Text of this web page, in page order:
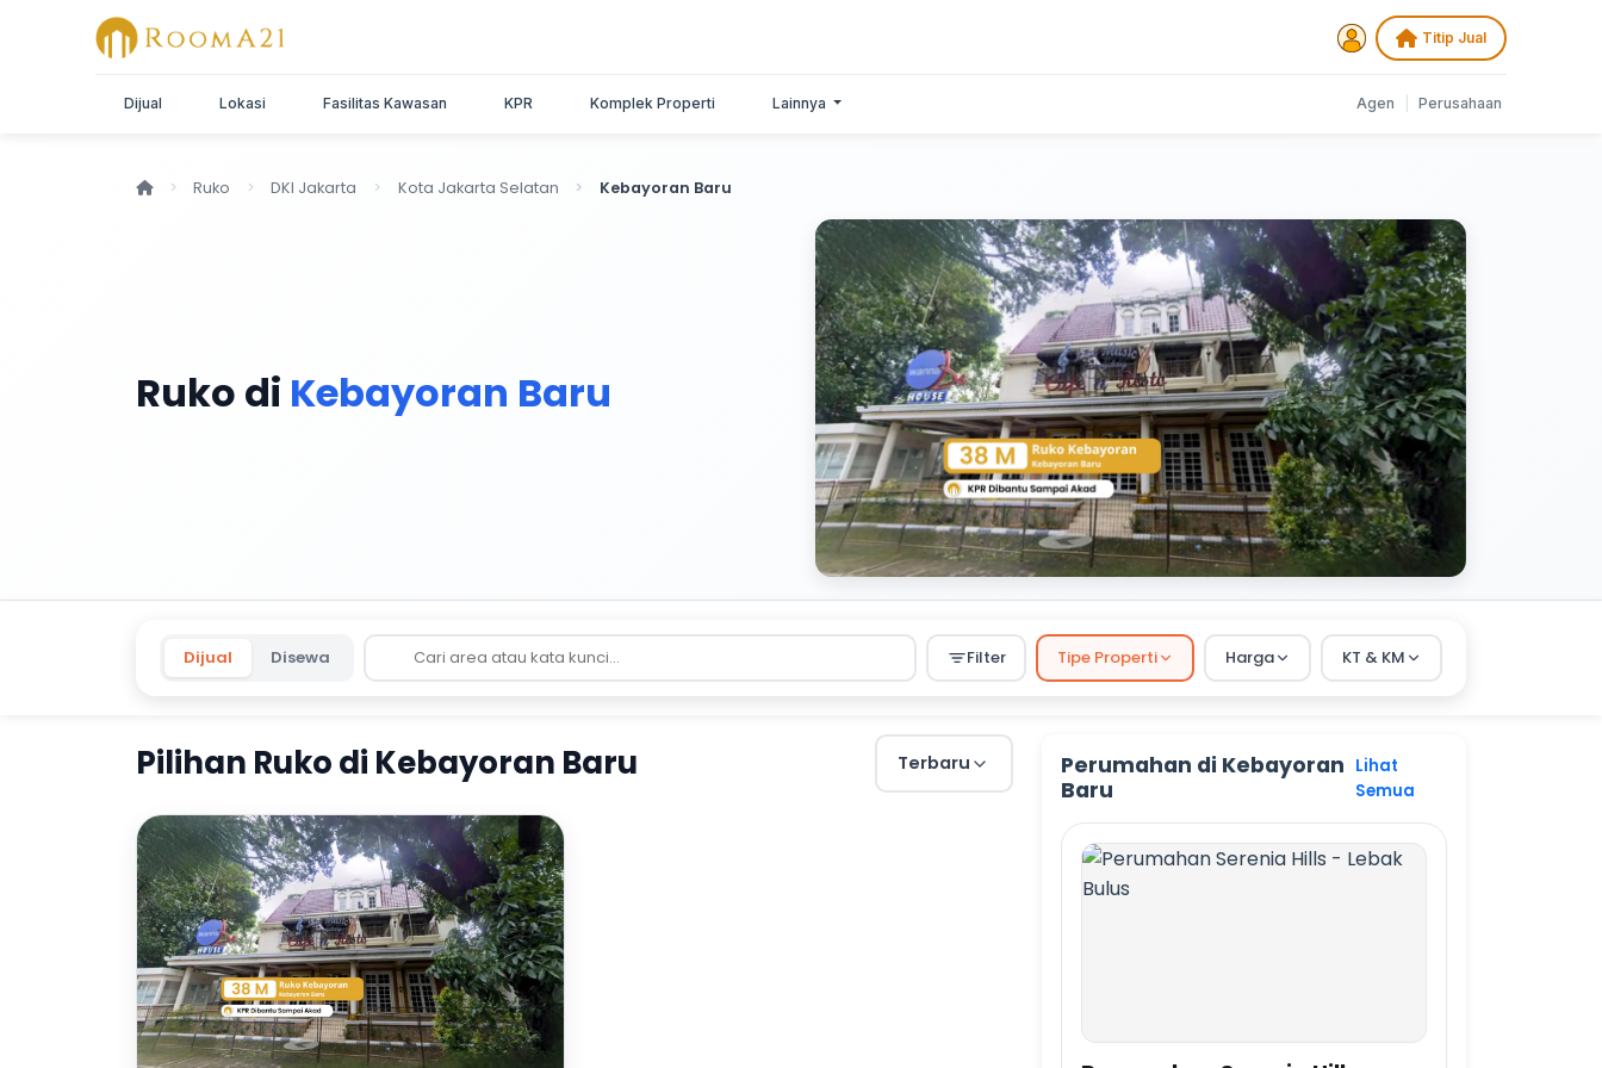
Titip Jual
Dijual Lokasi Fasilitas Kawasan KPR Komplek Properti Lainnya Agen Perusahaan
Ruko DKI Jakarta Kota Jakarta Selatan Kebayoran Baru
Ruko di Kebayoran Baru
Dijual Disewa Filter Tipe Properti Harga KT & KM
Pilihan Ruko di Kebayoran Baru Terbaru
Perumahan di Kebayoran
Baru
Lihat
Semua